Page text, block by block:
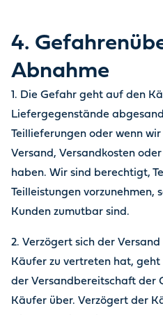
4.
Abnahme
1. Die Gefahr geht auf den
Liefergegenstände
Teillieferungen oder wenn
Versand, Versandkosten
haben. Wir sind berechtigt,
Teilleistungen vorzunehmen,
Kunden zumutbar sind.
2. Verzögert sich der
Käufer zu vertreten hat,
der Versandbereitschaft der
Käufer über. Verzögert der